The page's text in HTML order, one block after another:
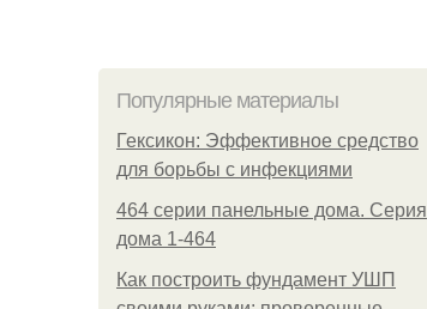
Популярные материалы
Гексикон: Эффективное средство
для борьбы с инфекциями
464 серии панельные дома. Серия
дома 1-464
Как построить фундамент УШП